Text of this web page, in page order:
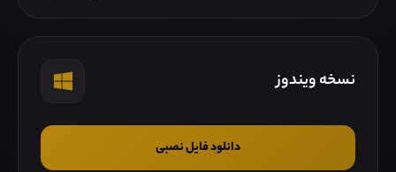
نسخه ویندوز
دانلود فایل نصبی